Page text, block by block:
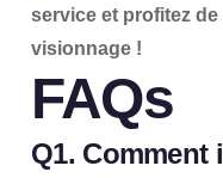
service et profitez
visionnage !
FAQs
Q1. Comment